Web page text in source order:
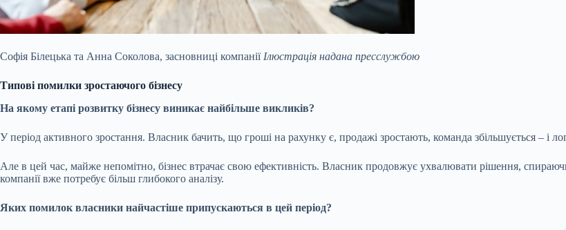
Софія Білецька та Анна Соколова, засновниці компанії Ілюстрація надана пресслужбою
Типові помилки зростаючого бізнесу
На якому етапі розвитку бізнесу виникає найбільше викликів?
У період активного зростання. Власник бачить, що гроші на рахунку є, продажі зростають, команда збільшується – і
Але в цей час, майже непомітно, бізнес втрачає свою ефективність. Власник продовжує ухвалювати рішення,
компанії вже потребує більш глибокого аналізу.
Яких помилок власники найчастіше припускаються в цей період?